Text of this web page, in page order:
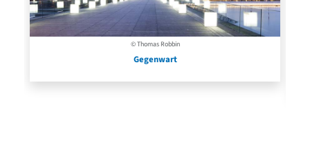
© Thomas Robbin
Gegenwart